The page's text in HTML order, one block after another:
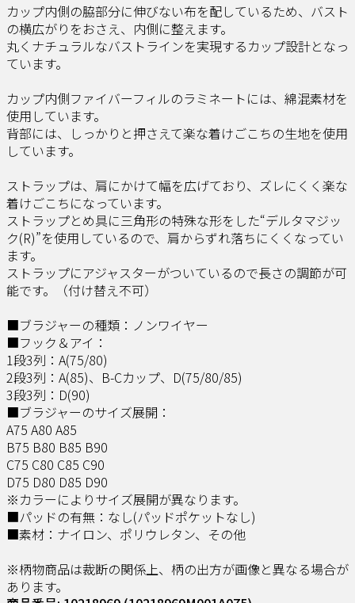
カップ内側の脇部分に伸びない布を配しているため、バスト
の横広がりをおさえ、内側に整えます。
丸くナチュラルなバストラインを実現するカップ設計となっ
ています。
カップ内側ファイバーフィルのラミネートには、綿混素材を
使用しています。
背部には、しっかりと押さえて楽な着けごこちの生地を使用
しています。
ストラップは、肩にかけて幅を広げており、ズレにくく楽な
着けごこちになっています。
ストラップとめ具に三角形の特殊な形をした“デルタマジッ
ク(R)”を使用しているので、肩からずれ落ちにくくなってい
ます。
ストラップにアジャスターがついているので長さの調節が可
能です。（付け替え不可）
■ブラジャーの種類：ノンワイヤー
■フック＆アイ：
1段3列：A(75/80)
2段3列：A(85)、B-Cカップ、D(75/80/85)
3段3列：D(90)
■ブラジャーのサイズ展開：
A75 A80 A85
B75 B80 B85 B90
C75 C80 C85 C90
D75 D80 D85 D90
※カラーによりサイズ展開が異なります。
■パッドの有無：なし(パッドポケットなし)
■素材：ナイロン、ポリウレタン、その他
※柄物商品は裁断の関係上、柄の出方が画像と異なる場合が
あります。